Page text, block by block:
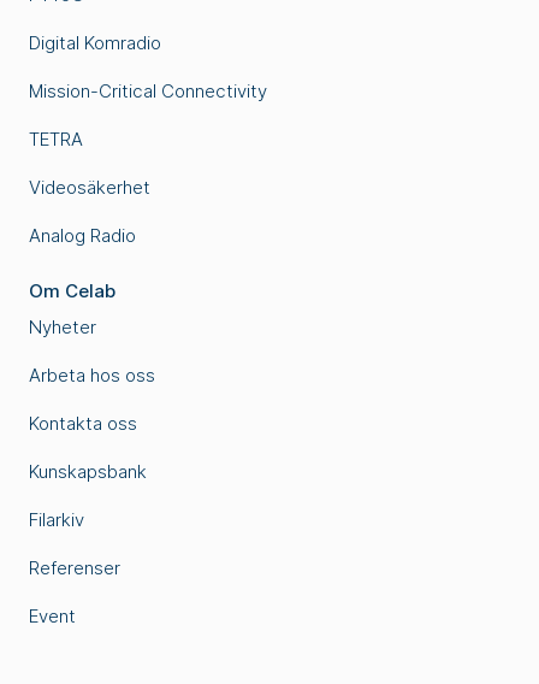
Digital Komradio
Mission-Critical Connectivity
TETRA
Videosäkerhet
Analog Radio
Om Celab
Nyheter
Arbeta hos oss
Kontakta oss
Kunskapsbank
Filarkiv
Referenser
Event